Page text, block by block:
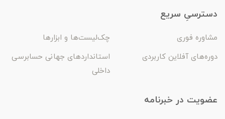
دسترسیِ سریع
مشاوره فوری
چک‌لیست‌ها و ابزارها
دوره‌های آفلاین کاربردی
استانداردهای جهانی حسابرسی
داخلی
عضویت در خبرنامه